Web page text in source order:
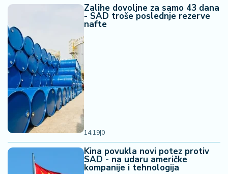
Zalihe dovoljne za samo 43 dana
- SAD troše poslednje rezerve
nafte
14:19|0
Kina povukla novi potez protiv
SAD - na udaru američke
kompanije i tehnologija